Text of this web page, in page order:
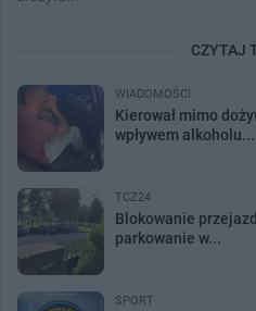
CZYTAJ
WIADOMOŚCI
Kierował mimo
wpływem alkoholu...
TCZ24
Blokowanie
parkowanie w...
SPORT